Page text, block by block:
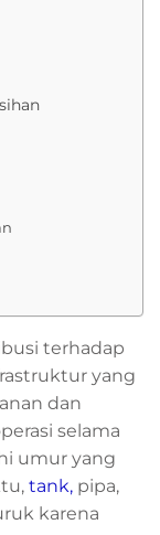
terhadap
yang
dan
selama
umur yang
tank, pipa,
karena